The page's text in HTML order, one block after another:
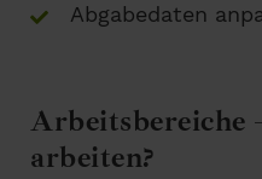
Abgabedaten
Arbeitsbereiche
arbeiten?